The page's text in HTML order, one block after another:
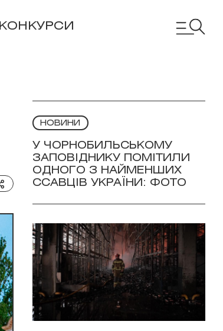
КОНКУРСИ
НОВИНИ
У ЧОРНОБИЛЬСЬКОМУ
ЗАПОВІДНИКУ ПОМІТИЛИ
ОДНОГО З НАЙМЕНШИХ
ССАВЦІВ УКРАЇНИ: ФОТО